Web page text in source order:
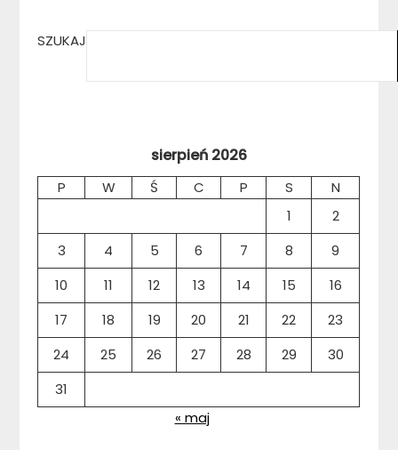
SZUKAJ
sierpień 2026
P W Ś C P S
N
1
2
3
4 5 6 7 8
9
10
11 12 13 14 15
16
17
18 19 20 21 22
23
24
25 26 27 28 29
30
31
« maj